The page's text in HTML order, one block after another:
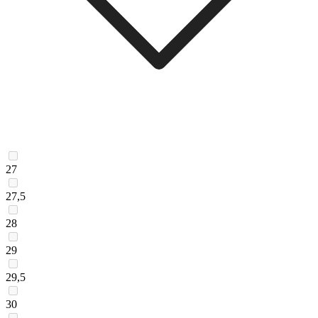
27
27,5
28
29
29,5
30